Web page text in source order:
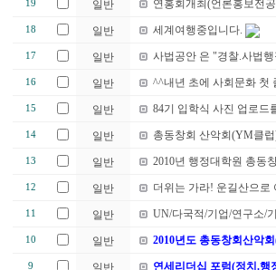
19 일반 연홍회개최(언론홍보전
18 일반 세계여행중입니다.
17 일반 사법공안 은 "경찰.사법
16 일반 ^^내년 초에 사회문화 첫
15 일반 84기 입학식 사진 업로드
14 일반 총동창회 산악회(YM클
13 일반 2010년 행정대학원 총동
12 일반 더위는 가라! 운길산으로
11 일반 UN/다국적/기업/연구소/
10 일반 2010년도 총동창회산악
9 일반 연세리더십 포럼(정치.행